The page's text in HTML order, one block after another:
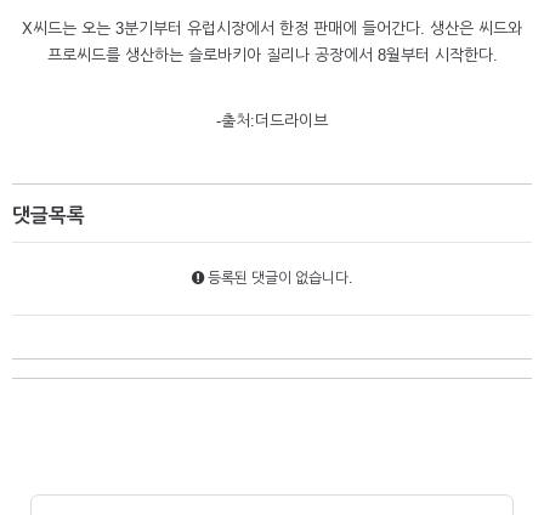
X씨드는 오는 3분기부터 유럽시장에서 한정 판매에 들어간다. 생산은 씨드와
프로씨드를 생산하는 슬로바키아 질리나 공장에서 8월부터 시작한다.
-출처:더드라이브
댓글목록
등록된 댓글이 없습니다.